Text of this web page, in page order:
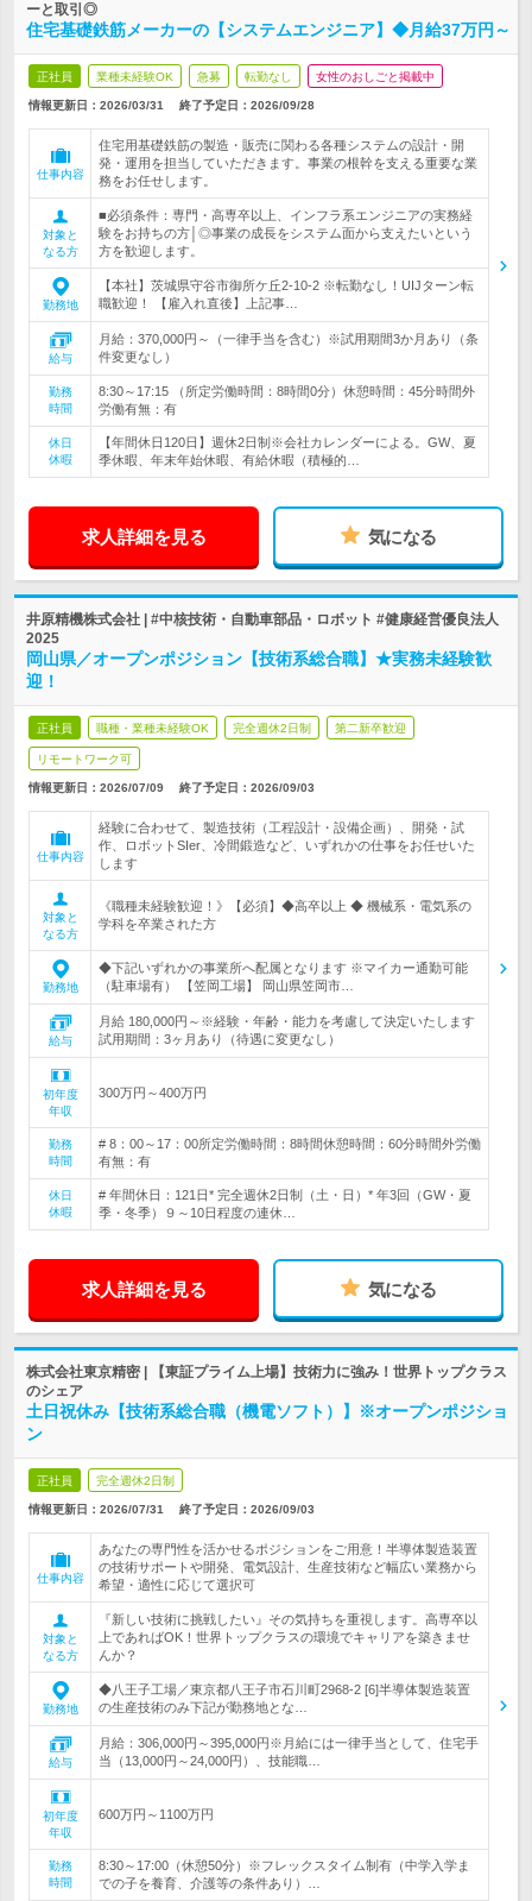
ーと取引◎
住宅基礎鉄筋メーカーの【システムエンジニア】◆月給37万円～
正社員 業種未経験OK 急募 転勤なし 女性のおしごと掲載中
情報更新日：2026/03/31 終了予定日： 2026/09/28
仕事内容
住宅用基礎鉄筋の製造・販売に関わる各種システムの設計・開
発・運用を担当していただきます。事業の根幹を支える重要な業
務をお任せします。
対象と
なる方
■必須条件：専門・高専卒以上、インフラ系エンジニアの実務経
験をお持ちの方│◎事業の成長をシステム面から支えたいという
方を歓迎します。
勤務地
【本社】茨城県守谷市御所ケ丘2-10-2 ※転勤なし！UIJターン転
職歓迎！ 【雇入れ直後】上記事…
給与
月給：370,000円～（一律手当を含む）※試用期間3か月あり（条
件変更なし）
勤務
時間
8:30～17:15 （所定労働時間：8時間0分）休憩時間：45分時間外
労働有無：有
休日
休暇
【年間休日120日】週休2日制※会社カレンダーによる。GW、夏
季休暇、年末年始休暇、有給休暇（積極的…
求人詳細を見る 気になる
井原精機株式会社 | #中核技術・自動車部品・ロボット #健康経営優良法人
2025
岡山県／オープンポジション【技術系総合職】★実務未経験歓
迎！
正社員 職種・業種未経験OK 完全週休2日制 第二新卒歓迎
リモートワーク可
情報更新日：2026/07/09 終了予定日： 2026/09/03
仕事内容
経験に合わせて、製造技術（工程設計・設備企画）、開発・試
作、ロボットSIer、冷間鍛造など、いずれかの仕事をお任せいた
します
対象と
なる方
《職種未経験歓迎！》【必須】◆高卒以上 ◆ 機械系・電気系の
学科を卒業された方
勤務地
◆下記いずれかの事業所へ配属となります ※マイカー通勤可能
（駐車場有） 【笠岡工場】 岡山県笠岡市…
給与
月給 180,000円～※経験・年齢・能力を考慮して決定いたします
試用期間：3ヶ月あり（待遇に変更なし）
初年度
年収
300万円～400万円
勤務
時間
# 8：00～17：00所定労働時間：8時間休憩時間：60分時間外労働
有無：有
休日
休暇
# 年間休日：121日* 完全週休2日制（土・日）* 年3回（GW・夏
季・冬季）９～10日程度の連休…
求人詳細を見る 気になる
株式会社東京精密 | 【東証プライム上場】技術力に強み！世界トップクラス
のシェア
土日祝休み【技術系総合職（機電ソフト）】※オープンポジショ
ン
正社員 完全週休2日制
情報更新日：2026/07/31 終了予定日： 2026/09/03
仕事内容
あなたの専門性を活かせるポジションをご用意！半導体製造装置
の技術サポートや開発、電気設計、生産技術など幅広い業務から
希望・適性に応じて選択可
対象と
なる方
『新しい技術に挑戦したい』その気持ちを重視します。高専卒以
上であればOK！世界トップクラスの環境でキャリアを築きませ
んか？
勤務地
◆八王子工場／東京都八王子市石川町2968-2 [6]半導体製造装置
の生産技術のみ下記が勤務地とな…
給与
月給：306,000円～395,000円※月給には一律手当として、住宅手
当（13,000円～24,000円）、技能職…
初年度
年収
600万円～1100万円
勤務
時間
8:30～17:00（休憩50分）※フレックスタイム制有（中学入学ま
での子を養育、介護等の条件あり）…